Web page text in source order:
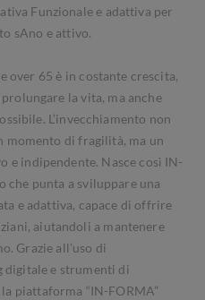
Funzionale e adattiva per
sAno e attivo.
over 65 è in costante crescita,
la vita, ma anche
L’invecchiamento non
momento di fragilità, ma un
e indipendente. Nasce così IN-
che punta a sviluppare una
e adattiva, capace di offrire
aiutandoli a mantenere
Grazie all’uso di
digitale e strumenti di
piattaforma “IN-FORMA”